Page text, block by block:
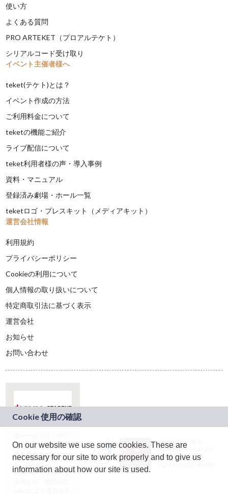
使い方
よくある質問
PRO ARTEKET（プロアルテケト）
シリアルコード受け取り
イベント主催者様へ
teket(テケト)とは？
イベント作成の方法
ご利用料金について
teketの機能ご紹介
ライブ配信について
teket利用者様の声・導入事例
資料・マニュアル
登録済み劇場・ホール一覧
teketロゴ・プレスキット（メディアキット）
運営会社情報
利用規約
プライバシーポリシー
Cookieの利用について
個人情報の取り扱いについて
特定商取引法に基づく表示
運営会社
お知らせ
お問い合わせ
ドコモグループの新
規事業創出プログラ
ム「docomo
STARTUP」を通じて
JASRAC許諾番号：
9024936001Y45037
JASRAC許諾番号：
On our website we use some cookies. These are
necessary for our site to work properly and to give us
information about how our site is used.